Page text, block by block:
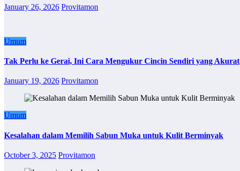
January 26, 2026 Provitamon
Umum
Tak Perlu ke Gerai, Ini Cara Mengukur Cincin Sendiri yang Akurat
January 19, 2026 Provitamon
Umum
Kesalahan dalam Memilih Sabun Muka untuk Kulit Berminyak
October 3, 2025 Provitamon